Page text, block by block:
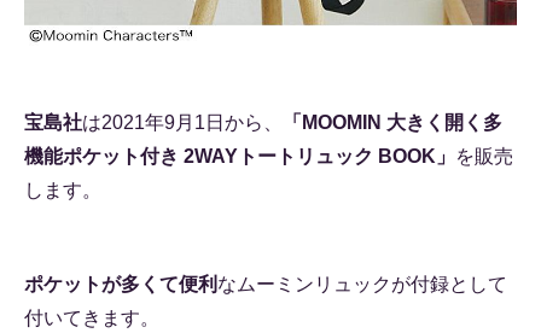
宝島社は2021年9月1日から、
「MOOMIN 大きく開く多
機能ポケット付き 2WAYトートリュック BOOK」 を販売
します。
ポケットが多くて便利 なムーミンリュックが付録として
付いてきます。